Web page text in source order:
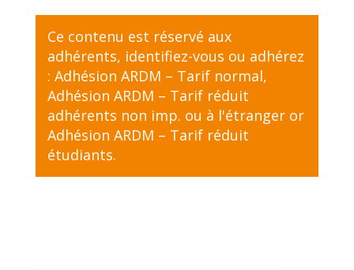
Ce contenu est réservé aux
adhérents, identifiez-vous ou adhérez
: Adhésion ARDM – Tarif normal,
Adhésion ARDM – Tarif réduit
adhérents non imp. ou à l'étrangeror
Adhésion ARDM – Tarif réduit
étudiants.